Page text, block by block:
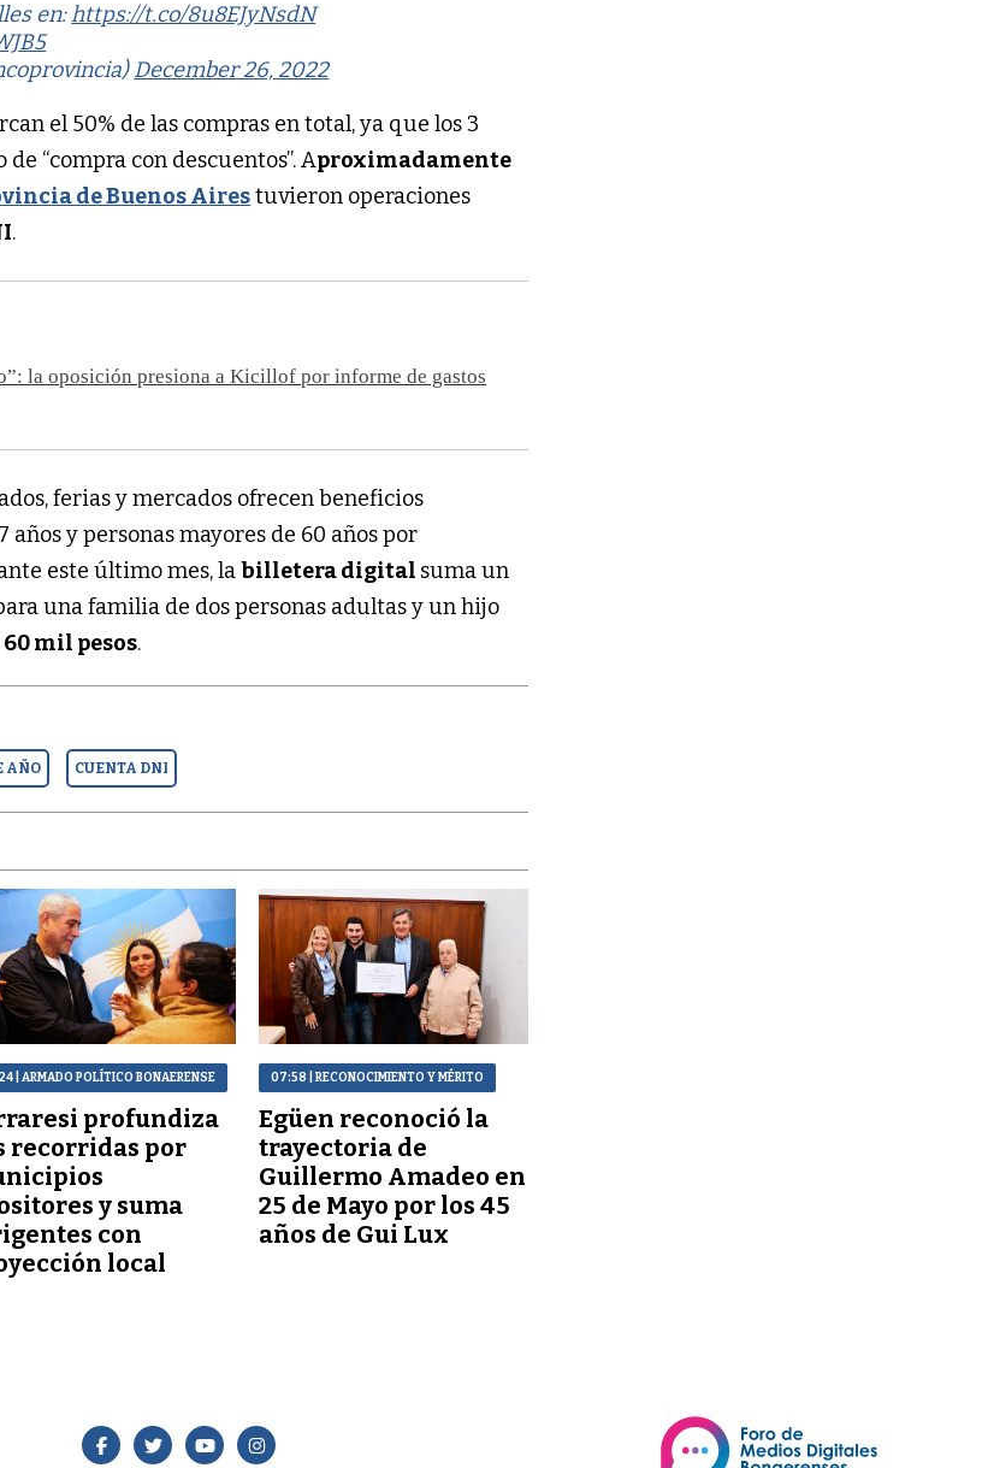
en:https://t.co/8u8EJyNsdN
December 26, 2022
el 50% de las compras en total, ya que los 3
“compra con descuentos”. Aproximadamente
de Buenos Airestuvieron operaciones
.
la oposición presiona a Kicillof por informe de gastos
ferias y mercados ofrecen beneficios
años y personas mayores de 60 años por
este último mes, labilletera digital suma un
una familia de dos personas adultas y un hijo
60 mil pesos.
AÑO CUENTA DNI
| ARMADO POLÍTICO BONAERENSE
profundiza
recorridas por
y suma
con
local
07:58 | RECONOCIMIENTO Y MÉRITO
Egüen reconoció la
trayectoria de
Guillermo Amadeo en
25 de Mayo por los 45
años de Gui Lux